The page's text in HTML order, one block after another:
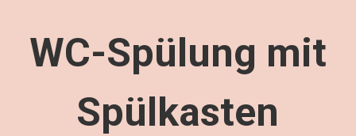
WC-Spülung mit
Spülkasten